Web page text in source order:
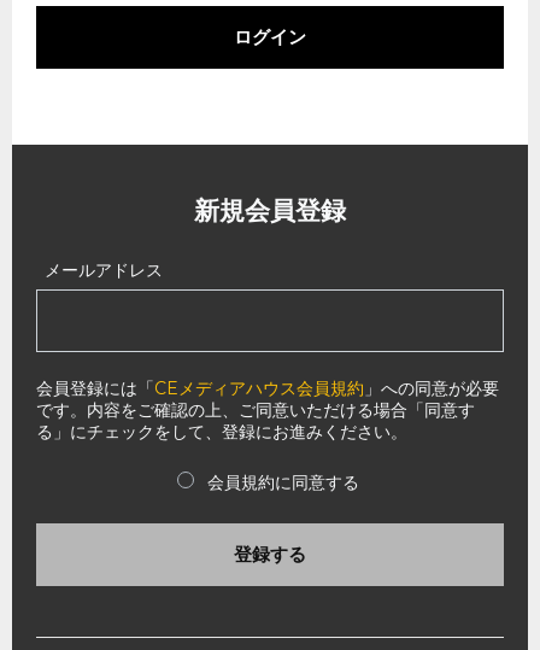
ログイン
新規会員登録
メールアドレス
会員登録には「CEメディアハウス会員規約 」への同意が必要
です。内容をご確認の上、ご同意いただける場合「同意す
る」にチェックをして、登録にお進みください。
会員規約に同意する
登録する